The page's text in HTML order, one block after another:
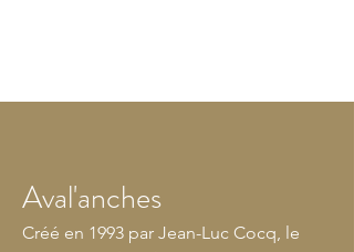
Aval'anches
Créé en 1993 par Jean-Luc Cocq, le